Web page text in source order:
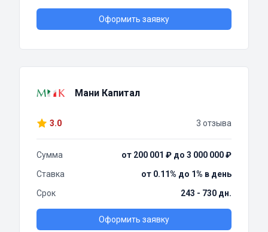
Оформить заявку
Мани Капитал
3.0 3 отзыва
Сумма
от 200 001 ₽ до 3 000 000 ₽
Ставка
от 0.11% до 1% в день
Срок
243 - 730 дн.
Оформить заявку